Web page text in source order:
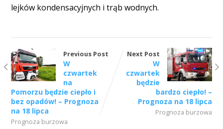
lejków kondensacyjnych i trąb wodnych.
Previous Post
W
czwartek
na
Pomorzu będzie ciepło i
bez opadów! – Prognoza
na 18 lipca
Prognoza burzowa
Next Post
W
czwartek
będzie
bardzo ciepło! –
Prognoza na 18 lipca
Prognoza burzowa